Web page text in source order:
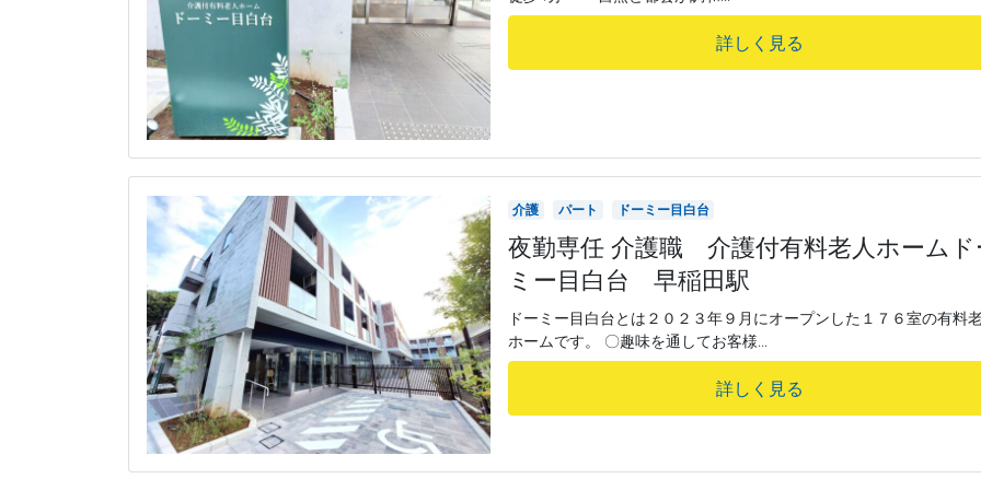
詳しく見る
介護 パート ドーミー目白台
夜勤専任 介護職 介護付有料老人ホームド
ミー目白台 早稲田駅
ドーミー目白台とは２０２３年９月にオープンした１７６室の有料
ホームです。 〇趣味を通してお客様...
詳しく見る